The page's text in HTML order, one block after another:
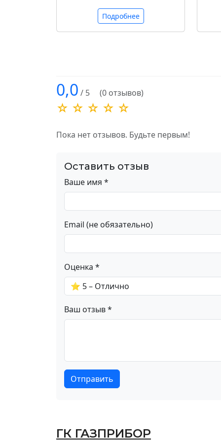
Подробнее
0,0 / 5 (0 отзывов)
☆ ☆ ☆ ☆ ☆
Пока нет отзывов. Будьте первым!
Оставить отзыв
Ваше имя *
Email (не обязательно)
Оценка *
Ваш отзыв *
Отправить
ГК ГАЗПРИБОР